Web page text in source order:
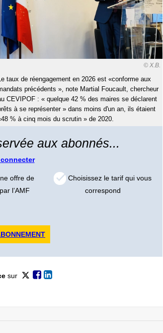
© X.B.
taux de réengagement en 2026 est «conforme aux
précédents », note Martial Foucault, chercheur
CEVIPOF : « quelque 42 % des maires se déclarent
à se représenter » dans moins d'un an, ils étaient
% à cinq mois du scrutin » de 2020.
aux abonnés...
connecter
offre de
l’AMF
Choisissez le tarif qui vous
correspond
sur